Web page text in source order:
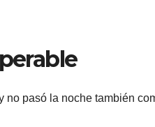
pasó la noche también